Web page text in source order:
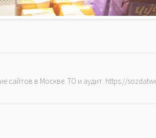
сайтов в Москве. ТО и аудит. https://